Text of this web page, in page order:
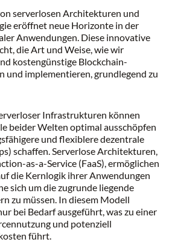
serverlosen Architekturen und
eröffnet neue Horizonte in der
Anwendungen. Diese innovative
die Art und Weise, wie wir
kostengünstige Blockchain-
und implementieren, grundlegend zu
Infrastrukturen können
beider Welten optimal ausschöpfen
und flexiblere dezentrale
schaffen. Serverlose Architekturen,
as-a-Service (FaaS), ermöglichen
die Kernlogik ihrer Anwendungen
sich um die zugrunde liegende
zu müssen. In diesem Modell
bei Bedarf ausgeführt, was zu einer
und potenziell
führt.